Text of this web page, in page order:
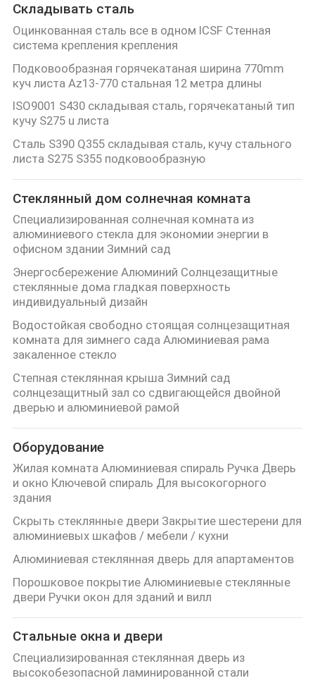
Складывать сталь
Оцинкованная сталь все в одном ICSF Стенная
система крепления крепления
Подковообразная горячекатаная ширина 770mm
куч листа Az13-770 стальная 12 метра длины
ISO9001 S430 складывая сталь, горячекатаный тип
кучу S275 u листа
Сталь S390 Q355 складывая сталь, кучу стального
листа S275 S355 подковообразную
Стеклянный дом солнечная комната
Специализированная солнечная комната из
алюминиевого стекла для экономии энергии в
офисном здании Зимний сад
Энергосбережение Алюминий Солнцезащитные
стеклянные дома гладкая поверхность
индивидуальный дизайн
Водостойкая свободно стоящая солнцезащитная
комната для зимнего сада Алюминиевая рама
закаленное стекло
Степная стеклянная крыша Зимний сад
солнцезащитный зал со сдвигающейся двойной
дверью и алюминиевой рамой
Оборудование
Жилая комната Алюминиевая спираль Ручка Дверь
и окно Ключевой спираль Для высокогорного
здания
Скрыть стеклянные двери Закрытие шестерени для
алюминиевых шкафов / мебели / кухни
Алюминиевая стеклянная дверь для апартаментов
Порошковое покрытие Алюминиевые стеклянные
двери Ручки окон для зданий и вилл
Стальные окна и двери
Специализированная стеклянная дверь из
высокобезопасной ламинированной стали